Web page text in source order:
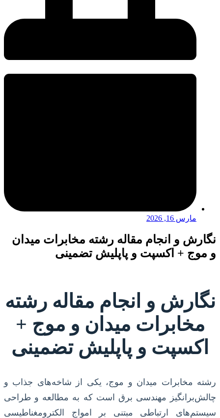
مارس 16, 2026
نگارش و انجام مقاله رشته مخابرات میدان
و موج + اکسپت و پاپلیش تضمینی
نگارش و انجام مقاله رشته
مخابرات میدان و موج +
اکسپت و پاپلیش تضمینی
رشته مخابرات میدان و موج، یکی از شاخه‌های جذاب و
چالش‌برانگیز مهندسی برق است که به مطالعه و طراحی
سیستم‌های ارتباطی مبتنی بر امواج الکترومغناطیسی